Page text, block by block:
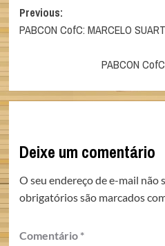
Post
navigation
Previous:
PABCON CofC: MARCELO
PABCON
Deixe um comentário
O seu endereço de e-mail não
obrigatórios são marcados
Comentário *